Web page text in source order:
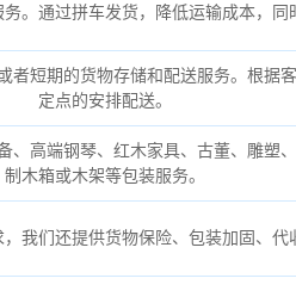
。通过拼车发货，降低运输成本，同
短期的货物存储和配送服务。根据
定点的安排配送。
、高端钢琴、红木家具、古董、雕塑
制木箱或木架等包装服务。
我们还提供货物保险、包装加固、代